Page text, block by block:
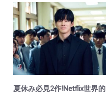
夏休み必見2作!Netflix世界的